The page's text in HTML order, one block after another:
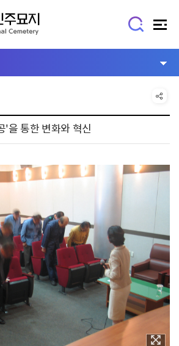
'을 통한 변화와 혁신